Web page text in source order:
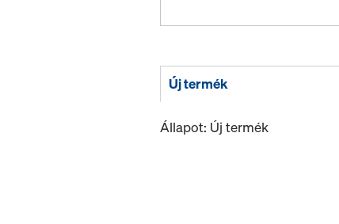
Új termék
Állapot: Új termék